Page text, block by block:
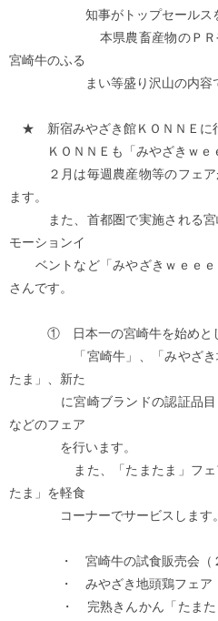
知事がトップセールスを行
本県農畜産物のＰＲや旬の
宮崎牛のふる
まい等盛り沢山の内容で皆
★ 新宿みやざき館ＫＯＮＮＥに
ＫＯＮＮＥも「みやざきｗｅｅ
２月は毎週農産物等のフェア
ます。
また、首都圏で実施される宮
モーションイ
ベントなど「みやざきｗｅｅｅ
さんです。
① 日本一の宮崎牛を始めとし
「宮崎牛」、「みやざき地
たま」、新た
に宮崎ブランドの認証品目と
などのフェア
を行います。
また、「たまたま」フェア
たま」を軽食
コーナーでサービスします。
・ 宮崎牛の試食販売会（２
・ みやざき地頭鶏フェア（
・ 完熟きんかん「たまたま